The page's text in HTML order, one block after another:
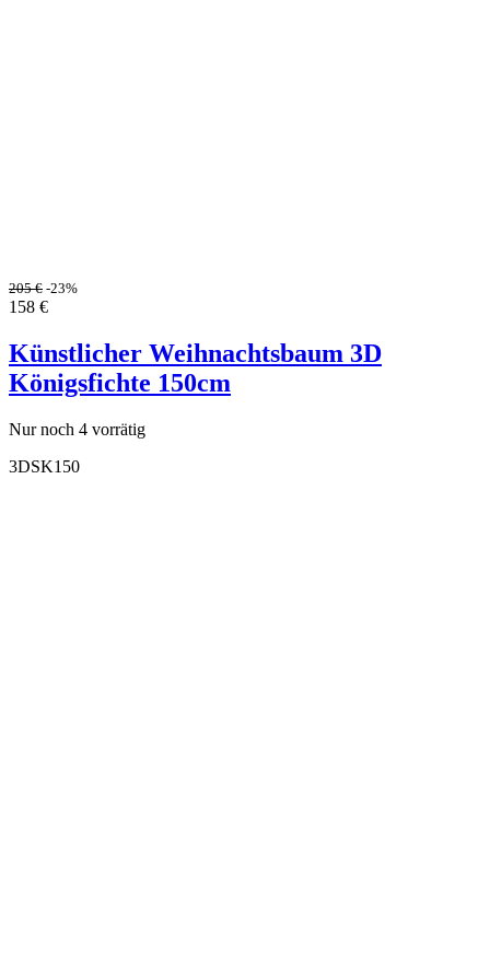
205€ -23%
158 €
Künstlicher Weihnachtsbaum 3D
Königsfichte 150cm
Nur noch 4 vorrätig
3DSK150